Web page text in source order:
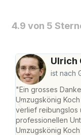
4.9 von 5
Ulrich
ist nach
"Ein grosses
Umzugskönig
verlief reibungslos
professionellen
Umzugskönig